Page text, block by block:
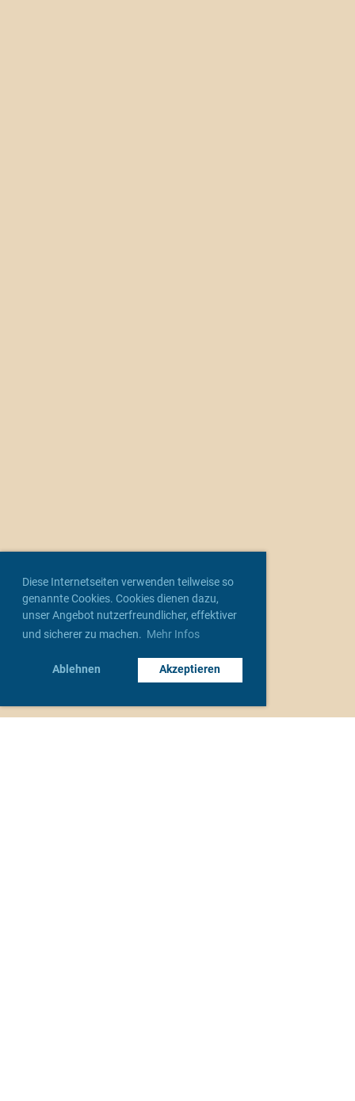
Diese Internetseiten verwenden teilweise so
genannte Cookies. Cookies dienen dazu,
unser Angebot nutzerfreundlicher, effektiver
und sicherer zu machen. Mehr Infos
Ablehnen Akzeptieren